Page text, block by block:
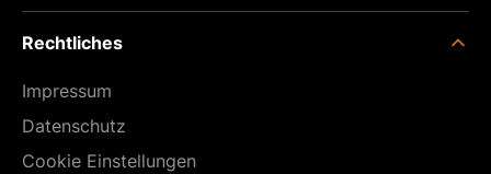
Rechtliches
Impressum
Datenschutz
Cookie Einstellungen